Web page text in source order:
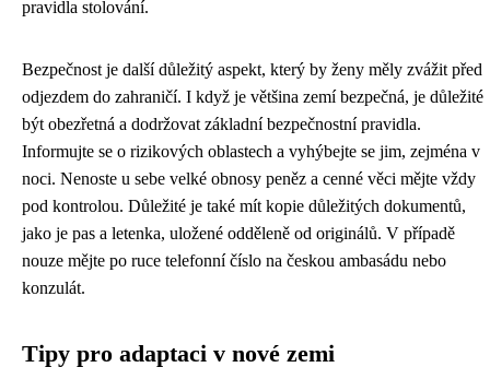
pravidla stolování.
Bezpečnost je další důležitý aspekt, který by ženy měly zvážit před
odjezdem do zahraničí. I když je většina zemí bezpečná, je důležité
být obezřetná a dodržovat základní bezpečnostní pravidla.
Informujte se o rizikových oblastech a vyhýbejte se jim, zejména v
noci. Nenoste u sebe velké obnosy peněz a cenné věci mějte vždy
pod kontrolou. Důležité je také mít kopie důležitých dokumentů,
jako je pas a letenka, uložené odděleně od originálů. V případě
nouze mějte po ruce telefonní číslo na českou ambasádu nebo
konzulát.
Tipy pro adaptaci v nové zemi